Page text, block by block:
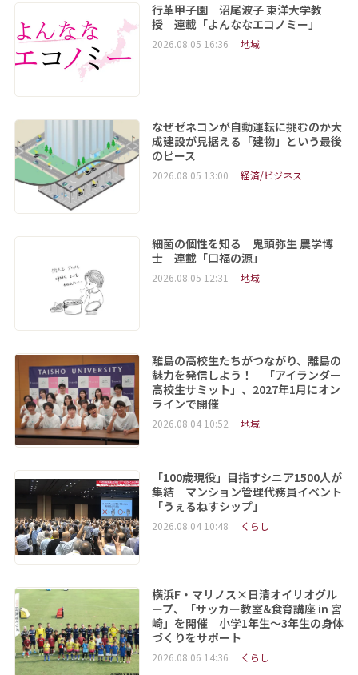
行革甲子園 沼尾波子 東洋大学教
授 連載「よんななエコノミー」
2026.08.05 16:36 地域
なぜゼネコンが自動運転に挑むのか――大
成建設が見据える「建物」という最後
のピース
2026.08.05 13:00 経済/ビジネス
細菌の個性を知る 鬼頭弥生 農学博
士 連載「口福の源」
2026.08.05 12:31 地域
離島の高校生たちがつながり、離島の
魅力を発信しよう！ 「アイランダー
高校生サミット」、2027年1月にオン
ラインで開催
2026.08.04 10:52 地域
「100歳現役」目指すシニア1500人が
集結 マンション管理代務員イベント
「うぇるねすシップ」
2026.08.04 10:48 くらし
横浜F・マリノス×日清オイリオグル
ープ、「サッカー教室&食育講座 in 宮
崎」を開催 小学1年生～3年生の身体
づくりをサポート
2026.08.06 14:36 くらし